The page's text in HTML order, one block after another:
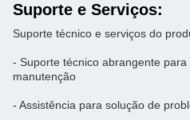
Suporte e Serviços:
Suporte técnico e serviços do
- Suporte técnico abrangente
manutenção
- Assistência para solução de